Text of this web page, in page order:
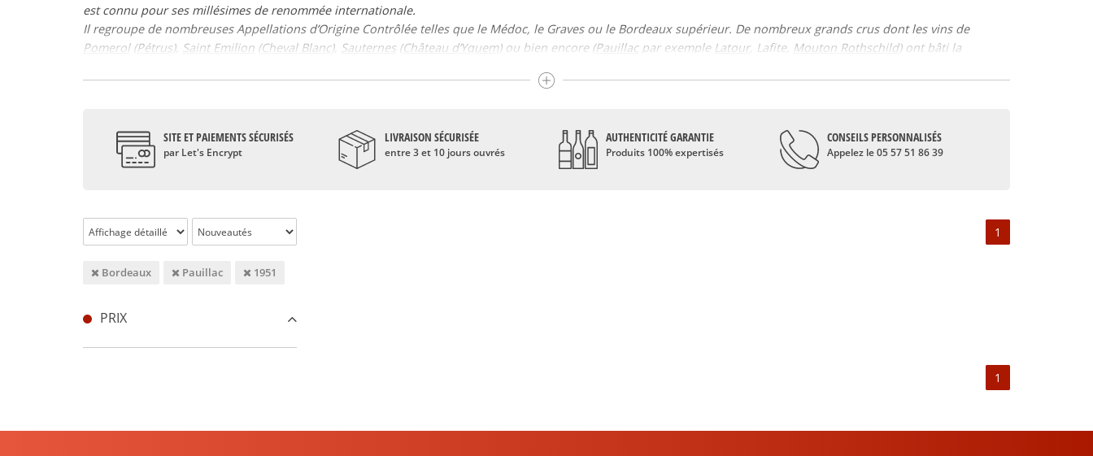
est connu pour ses millésimes de renommée internationale.
Il regroupe de nombreuses Appellations d’Origine Contrôlée telles que le Médoc, le Graves ou le Bordeaux supérieur. De nombreux grands crus dont les vins de
Pomerol(Pétrus), Saint Emilion (Cheval Blanc), Sauternes (Château d’Yquem) ou bien encore (Pauillacpar exemple Latour, Lafite, Mouton Rothschild) ont bâti la
Bordeaux supérieur, a d’ailleurs, pour particularité de se composer du raisin de vignes âgées. Son vin fait obligatoirement l’objet d’un élevage de plus de neuf mois.
l’histoire.
Les origines du vignoble bordelais remontent au 1er siècle, où a commencé l’implantation des vignes ; mais c’est surtout au Moyen-Age que le commerce autour du vin
qu’il soit blanc ou rouge.
Les vins de Bordeaux sont réputés partout dans le monde pour leurs arômes incomparables. Ses grands crus ont pour secret le mélange judicieux de cépages
Sauvignon, le Muscadelle, et le Sémillon pour le blanc. D’autres cépages accessoires sont également utilisés pour le blanc, mais en quantité limitée : Ugni Blanc,
Le Pauillac vin d’exception du terroir médocain
Figurant parmi les plus célèbres appellations du Médoc, le vin de Pauillac nous vient de la rive gauche du vignoble médocain, sur la commune de Pauillac. Pauillac
bénéficie d’un terroir exceptionnel propice à la réalisation de grands vins tels que le Mouton-Rothschild, le Latour ou le Lafite-Rothschild, premiers crus de
l’appellation. Microclimat, sols sableux, marneux et calcaires, le climat et la géologie dont jouissent les 1200 hectares de vignes sont idéaux pour la culture des cépages
SITE ET PAIEMENTS SÉCURISÉS
par Let's Encrypt
LIVRAISON SÉCURISÉE
entre 3 et 10 jours ouvrés
AUTHENTICITÉ GARANTIE
Produits 100% expertisés
CONSEILS PERSONNALISÉS
Appelez le 05 57 51 86 39
1
Bordeaux Pauillac 1951
PRIX
1